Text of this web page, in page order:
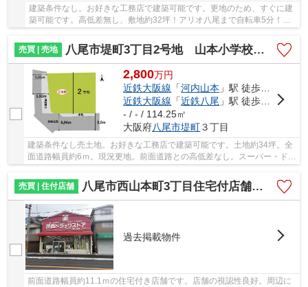
建築条件なし。お好きな工務店で建築可能です。更地のため、すぐに建
築可能です。高低差無し、敷地約32坪！アリオ八尾まで自転車5分！お
売買 | 売地
八尾市堤町3丁目2号地 山本小学校区 近鉄河内山本駅
2,800万円
近鉄大阪線 「河内山本 」駅 徒歩20分
近鉄大阪線 「近鉄八尾 」駅 徒歩23分
- / - / 114.25㎡
大阪府八尾市堤町３丁目
建築条件なし売土地。お好きな工務店で建築可能です。土地約34坪。全
面道路幅員約6ｍ。現況更地。前面道路との高低差なし。スーパー・ドラ
売買 | 住付店舗
八尾市西山本町3丁目住宅付店舗 西山本小学校区 近鉄河内山本駅
過去掲載物件
前面道路幅員約11.1ｍの住宅付き店舗です。店舗の視認性良好。周辺に